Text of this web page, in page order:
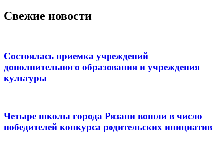
Свежие новости
Состоялась приемка учреждений
дополнительного образования и учреждения
культуры
Четыре школы города Рязани вошли в число
победителей конкурса родительских инициатив